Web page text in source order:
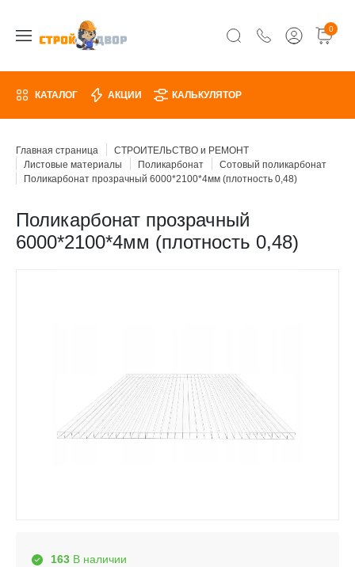
0
КАТАЛОГ АКЦИИ КАЛЬКУЛЯТОР
Главная страница
СТРОИТЕЛЬСТВО и РЕМОНТ
Листовые материалы
Поликарбонат
Сотовый поликарбонат
Поликарбонат прозрачный 6000*2100*4мм (плотность 0,48)
Поликарбонат прозрачный
6000*2100*4мм (плотность 0,48)
163 В наличии